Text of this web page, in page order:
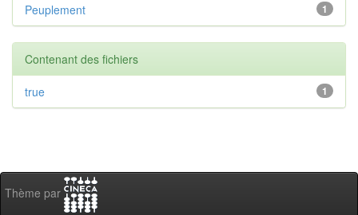
1
Peuplement
Contenant des fichiers
1
true
Thème par